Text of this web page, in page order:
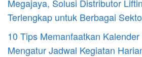
Megajaya, Solusi Distributor
Terlengkap untuk Berbagai
10 Tips Memanfaatkan
Mengatur Jadwal Kegiatan